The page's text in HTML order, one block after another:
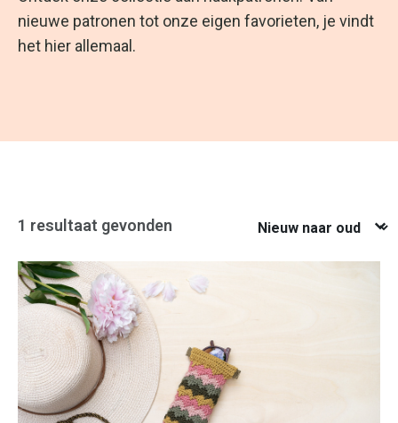
nieuwe patronen tot onze eigen favorieten, je vindt
het hier allemaal.
1 resultaat gevonden Nieuw naar oud